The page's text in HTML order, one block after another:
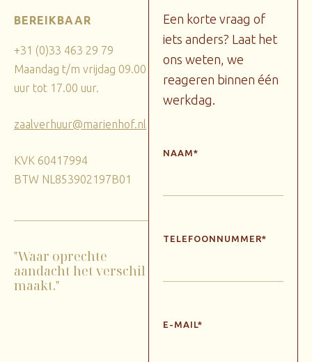
BEREIKBAAR
+31 (0)33 463 29 79
Maandag t/m vrijdag 09.00
uur tot 17.00 uur.
zaalverhuur@marienhof.nl
KVK 60417994
BTW NL853902197B01
"Waar oprechte
aandacht het verschil
maakt."
Een korte vraag of
iets anders? Laat het
ons weten, we
reageren binnen één
werkdag.
NAAM*
TELEFOONNUMMER*
E-MAIL*